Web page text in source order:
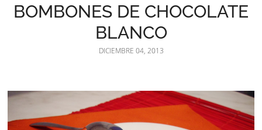
BOMBONES DE CHOCOLATE
BLANCO
DICIEMBRE 04, 2013